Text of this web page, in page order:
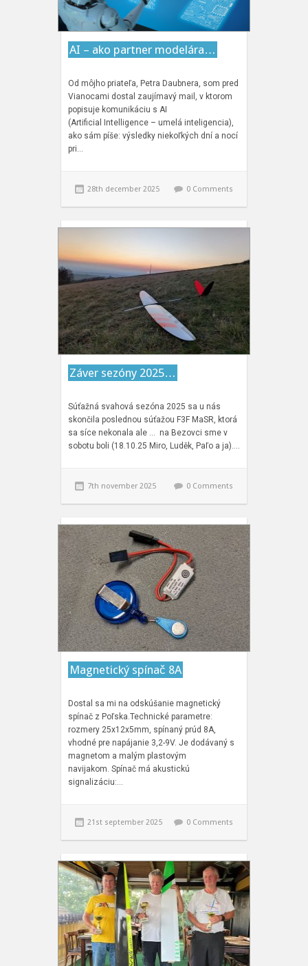
AI – ako partner modelára…
Od môjho priateľa, Petra Daubnera, som pred
Vianocami dostal zaujímavý mail, v ktorom
popisuje komunikáciu s AI
(Artificial Intelligence – umelá inteligencia),
ako sám píše: výsledky niekoľkých dní a nocí
pri…
28th december 2025 0 Comments
Záver sezóny 2025…
Súťažná svahová sezóna 2025 sa u nás
skončila poslednou súťažou F3F MaSR, ktorá
sa síce nekonala ale … na Bezovci sme v
sobotu boli (18.10.25 Miro, Luděk, Paľo a ja)….
7th november 2025 0 Comments
Magnetický spínač 8A
Dostal sa mi na odskúšanie magnetický
spínač z Poľska.Technické parametre:
rozmery 25x12x5mm, spínaný prúd 8A,
vhodné pre napájanie 3,2-9V. Je dodávaný s
magnetom a malým plastovým
navijakom. Spínač má akustickú
signalizáciu:…
21st september 2025 0 Comments